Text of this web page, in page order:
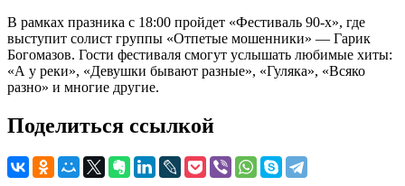
В рамках празника с 18:00 пройдет «Фестиваль 90-х», где
выступит солист группы «Отпетые мошенники» — Гарик
Богомазов. Гости фестиваля смогут услышать любимые хиты:
«А у реки», «Девушки бывают разные», «Гуляка», «Всяко
разно» и многие другие.
Поделиться ссылкой